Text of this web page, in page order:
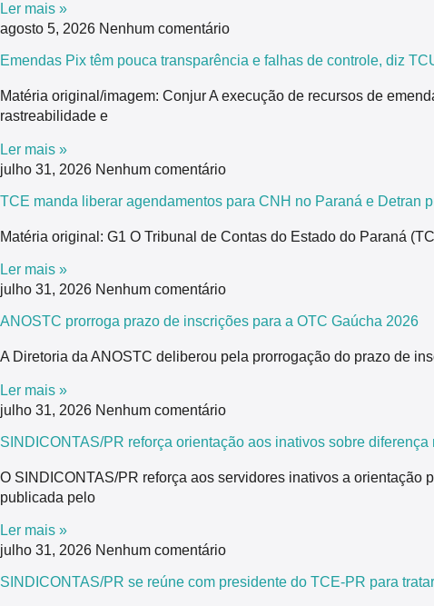
Ler mais »
agosto 5, 2026 Nenhum comentário
Emendas Pix têm pouca transparência e falhas de controle, diz
Matéria original/imagem: Conjur A execução de recursos de
rastreabilidade e
Ler mais »
julho 31, 2026 Nenhum comentário
TCE manda liberar agendamentos para CNH no Paraná e Detran
Matéria original: G1 O Tribunal de Contas do Estado do Paraná
Ler mais »
julho 31, 2026 Nenhum comentário
ANOSTC prorroga prazo de inscrições para a OTC Gaúcha 2026
A Diretoria da ANOSTC deliberou pela prorrogação do prazo de
Ler mais »
julho 31, 2026 Nenhum comentário
SINDICONTAS/PR reforça orientação aos inativos sobre
O SINDICONTAS/PR reforça aos servidores inativos a orientação
publicada pelo
Ler mais »
julho 31, 2026 Nenhum comentário
SINDICONTAS/PR se reúne com presidente do TCE-PR para